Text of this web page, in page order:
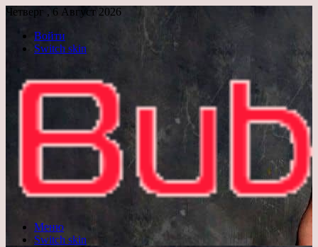
Четверг , 6 Август 2026
Войти
Switch skin
Меню
Switch skin